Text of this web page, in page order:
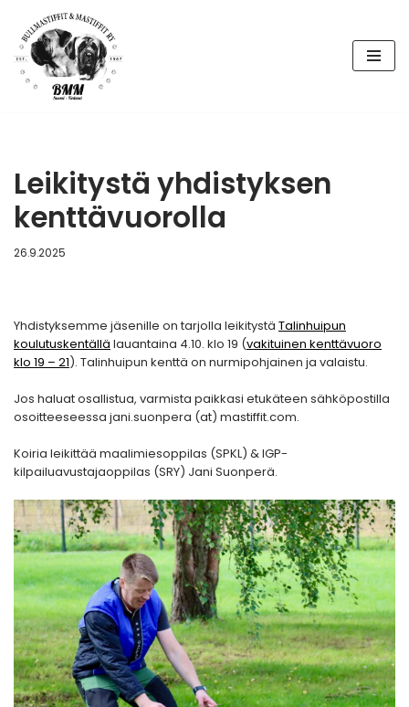
Siirry
suoraan
sisältöön
Leikitystä yhdistyksen
kenttävuorolla
26.9.2025
Yhdistyksemme jäsenille on tarjolla leikitystä Talinhuipun
koulutuskentällä lauantaina 4.10. klo 19 (vakituinen kenttävuoro
klo 19 – 21). Talinhuipun kenttä on nurmipohjainen ja valaistu.
Jos haluat osallistua, varmista paikkasi etukäteen sähköpostilla
osoitteeseessa jani.suonpera (at) mastiffit.com.
Koiria leikittää maalimiesoppilas (SPKL) & IGP-
kilpailuavustajaoppilas (SRY) Jani Suonperä.